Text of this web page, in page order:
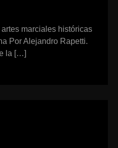
marciales históricas
Por Alejandro Rapetti.
la […]